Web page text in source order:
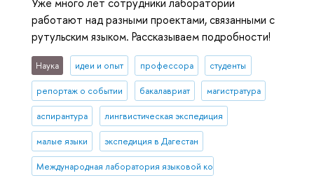
работают над разными проектами, связанными с
рутульским языком. Рассказываем подробности!
Наука идеи и опыт профессора студенты
репортаж о событии бакалавриат магистратура
аспирантура лингвистическая экспедиция
малые языки экспедиция в Дагестан
Международная лаборатория языковой конвергенции